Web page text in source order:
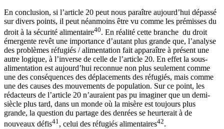
En conclusion, si l’article 20 peut nous paraître aujourd’hui dépassé
sur divers points, il peut néanmoins être vu comme les prémisses du
droit à la sécurité alimentaire40. En réalité cette branche du droit
émergente revêt une importance d’autant plus grande que, l’analyse
des problèmes réfugiés / alimentation fait apparaître à présent une
autre logique, à l’inverse de celle de l’article 20. En effet la sous-
alimentation est aujourd’hui reconnue non plus seulement comme
une des conséquences des déplacements des réfugiés, mais comme
une des causes des mouvements de population. Sur ce point, les
rédacteurs de l’article 20 n’auraient pas pu imaginer que un demi-
siècle plus tard, dans un monde où la misère est toujours plus
grande, la question du partage des denrées se heurterait à de
nouveaux défis41 , celui des réfugiés alimentaires42.